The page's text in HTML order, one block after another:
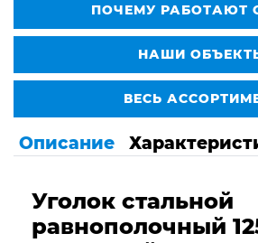
ПОЧЕМУ РАБОТАЮТ
НАШИ
ВЕСЬ
Описание
Уголок стальной
равнополочный